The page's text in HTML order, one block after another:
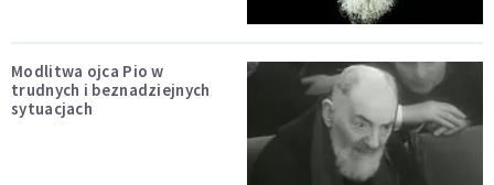
Modlitwa ojca Pio w
trudnych i beznadziejnych
sytuacjach